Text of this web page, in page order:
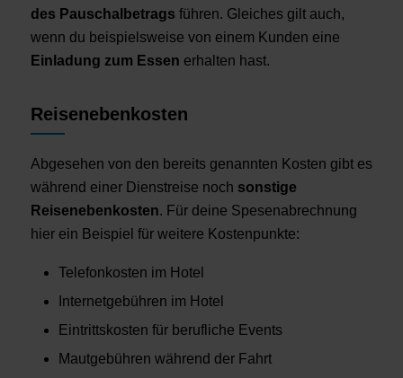
des Pauschalbetrags führen. Gleiches gilt auch,
wenn du beispielsweise von einem Kunden eine
Einladung zum Essen erhalten hast.
Reisenebenkosten
Abgesehen von den bereits genannten Kosten gibt es
während einer Dienstreise noch sonstige
Reisenebenkosten. Für deine Spesenabrechnung
hier ein Beispiel für weitere Kostenpunkte:
Telefonkosten im Hotel
Internetgebühren im Hotel
Eintrittskosten für berufliche Events
Mautgebühren während der Fahrt